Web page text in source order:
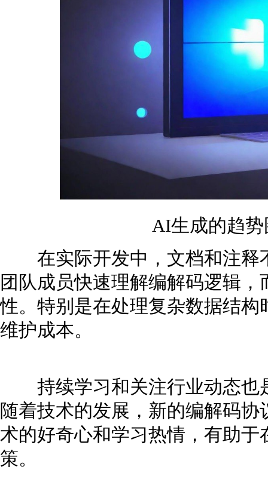
AI生成的趋
在实际开发中，文档和注释
团队成员快速理解编解码逻辑
性。特别是在处理复杂数据结
维护成本。
持续学习和关注行业动态也
随着技术的发展，新的编解码
术的好奇心和学习热情，有助
策。